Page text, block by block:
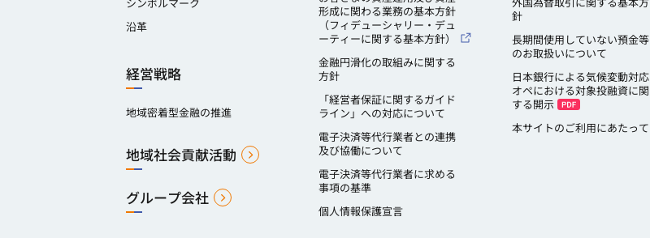
シンボルマーク
沿革
経営戦略
地域密着型金融の推進
地域社会貢献活動
グループ会社
形成に関わる業務の基本方針
（フィデューシャリー・デュ
ーティーに関する基本方針）
金融円滑化の取組みに関する
方針
「経営者保証に関するガイド
ライン」への対応について
電子決済等代行業者との連携
及び協働について
電子決済等代行業者に求める
事項の基準
個人情報保護宣言
外国為替取引に関する基本方
針
長期間使用していない預金等
のお取扱いについて
日本銀行による気候変動対応
オペにおける対象投融資に関
する開示
本サイトのご利用にあたって